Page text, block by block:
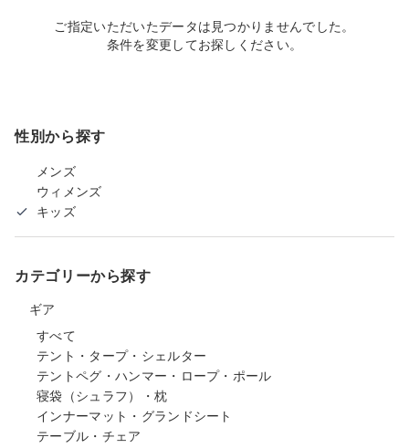
ご指定いただいたデータは見つかりませんでした。
条件を変更してお探しください。
性別から探す
メンズ
ウィメンズ
キッズ
カテゴリーから探す
ギア
すべて
テント・タープ・シェルター
テントペグ・ハンマー・ロープ・ポール
寝袋（シュラフ）・枕
インナーマット・グランドシート
テーブル・チェア